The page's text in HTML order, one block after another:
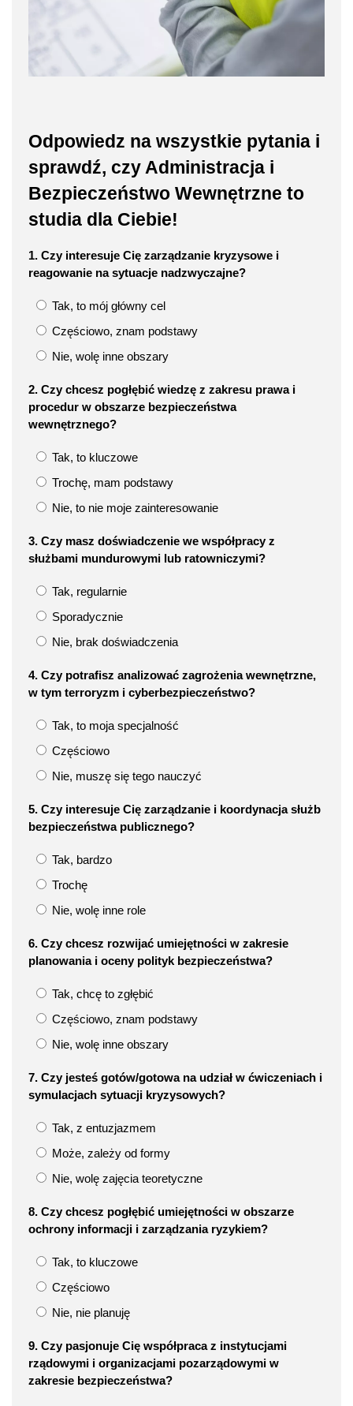
Odpowiedz na wszystkie pytania i
sprawdź, czy Administracja i
Bezpieczeństwo Wewnętrzne to
studia dla Ciebie!
1. Czy interesuje Cię zarządzanie kryzysowe i
reagowanie na sytuacje nadzwyczajne?
Tak, to mój główny cel
Częściowo, znam podstawy
Nie, wolę inne obszary
2. Czy chcesz pogłębić wiedzę z zakresu prawa i
procedur w obszarze bezpieczeństwa
wewnętrznego?
Tak, to kluczowe
Trochę, mam podstawy
Nie, to nie moje zainteresowanie
3. Czy masz doświadczenie we współpracy z
służbami mundurowymi lub ratowniczymi?
Tak, regularnie
Sporadycznie
Nie, brak doświadczenia
4. Czy potrafisz analizować zagrożenia wewnętrzne,
w tym terroryzm i cyberbezpieczeństwo?
Tak, to moja specjalność
Częściowo
Nie, muszę się tego nauczyć
5. Czy interesuje Cię zarządzanie i koordynacja służb
bezpieczeństwa publicznego?
Tak, bardzo
Trochę
Nie, wolę inne role
6. Czy chcesz rozwijać umiejętności w zakresie
planowania i oceny polityk bezpieczeństwa?
Tak, chcę to zgłębić
Częściowo, znam podstawy
Nie, wolę inne obszary
7. Czy jesteś gotów/gotowa na udział w ćwiczeniach i
symulacjach sytuacji kryzysowych?
Tak, z entuzjazmem
Może, zależy od formy
Nie, wolę zajęcia teoretyczne
8. Czy chcesz pogłębić umiejętności w obszarze
ochrony informacji i zarządzania ryzykiem?
Tak, to kluczowe
Częściowo
Nie, nie planuję
9. Czy pasjonuje Cię współpraca z instytucjami
rządowymi i organizacjami pozarządowymi w
zakresie bezpieczeństwa?